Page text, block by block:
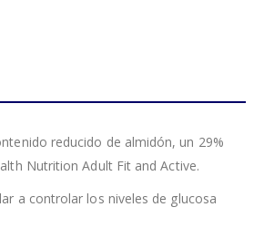
reducido de almidón, un 29%
Nutrition Adult Fit and Active.
a controlar los niveles de glucosa